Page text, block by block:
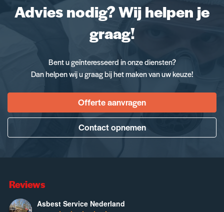
Advies nodig? Wij helpen je
graag!
Bent u geïnteresseerd in onze diensten?
Dan helpen wij u graag bij het maken van uw keuze!
Offerte aanvragen
Contact opnemen
Reviews
Asbest Service Nederland